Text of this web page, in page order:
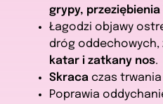
grypy,
Łagodzi objawy
dróg oddechowych,
katar i zatkany nos.
Skraca czas
Poprawia